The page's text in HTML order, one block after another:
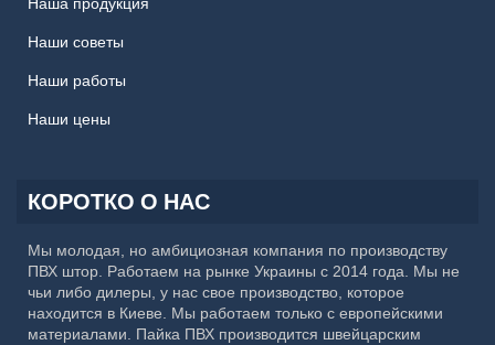
Наши советы
Наши работы
Наши цены
КОРОТКО О НАС
Мы молодая, но амбициозная компания по производству
ПВХ штор. Работаем на рынке Украины с 2014 года. Мы не
чьи либо дилеры, у нас свое производство, которое
находится в Киеве. Мы работаем только с европейскими
материалами. Пайка ПВХ производится швейцарским